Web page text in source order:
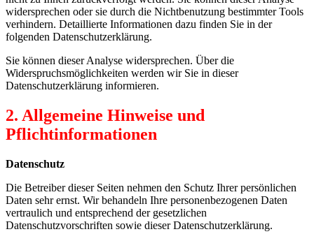
widersprechen oder sie durch die Nichtbenutzung bestimmter Tools
verhindern. Detaillierte Informationen dazu finden Sie in der
folgenden Datenschutzerklärung.
Sie können dieser Analyse widersprechen. Über die
Widerspruchsmöglichkeiten werden wir Sie in dieser
Datenschutzerklärung informieren.
2. Allgemeine Hinweise und
Pflichtinformationen
Datenschutz
Die Betreiber dieser Seiten nehmen den Schutz Ihrer persönlichen
Daten sehr ernst. Wir behandeln Ihre personenbezogenen Daten
vertraulich und entsprechend der gesetzlichen
Datenschutzvorschriften sowie dieser Datenschutzerklärung.